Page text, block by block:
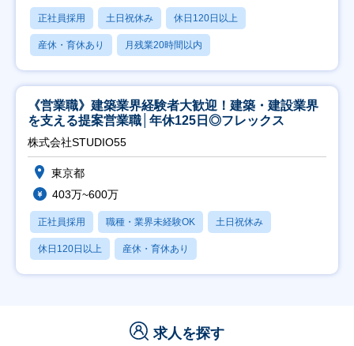
正社員採用 土日祝休み 休日120日以上
産休・育休あり 月残業20時間以内
《営業職》建築業界経験者大歓迎！建築・建設業界
を支える提案営業職│年休125日◎フレックス
株式会社STUDIO55
東京都
403万~600万
正社員採用 職種・業界未経験OK 土日祝休み
休日120日以上 産休・育休あり
求人を探す